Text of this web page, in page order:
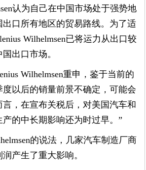
认为自己在中国市场处于强势地
口所有地区的贸易路线。为了适
Wilhelmsen已将运力从出口较
出口市场。
Wilhelmsen重申，鉴于当前的
以后的销量前景不确定，可能会
，在宣布关税后，对美国汽车和
的中长期影响还为时过早。”
的说法，几家汽车制造厂商
产生了重大影响。